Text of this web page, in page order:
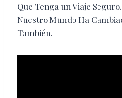
Que Tenga un Viaje Seguro.
Nuestro Mundo Ha
También.